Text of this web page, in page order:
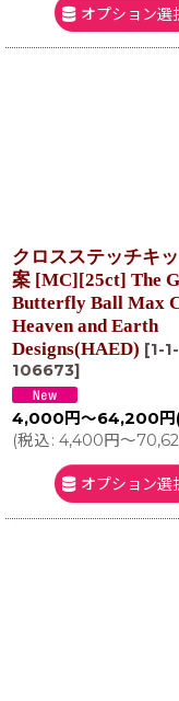
オプション選
クロスステッチキ
案 [MC][25ct] The
Butterfly Ball Max
Heaven and Earth
Designs(HAED) [1-1-
106673]
4,000 円～64,200 円
(税込: 4,400円～
オプション選